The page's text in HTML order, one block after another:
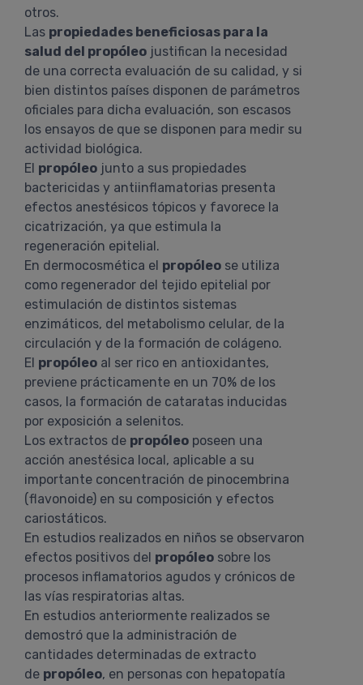
otros.
Las propiedades beneficiosas para la
salud del propóleo justifican la necesidad
de una correcta evaluación de su calidad, y si
bien distintos países disponen de parámetros
oficiales para dicha evaluación, son escasos
los ensayos de que se disponen para medir su
actividad biológica.
El propóleo junto a sus propiedades
bactericidas y antiinflamatorias presenta
efectos anestésicos tópicos y favorece la
cicatrización, ya que estimula la
regeneración epitelial.
En dermocosmética el propóleo se utiliza
como regenerador del tejido epitelial por
estimulación de distintos sistemas
enzimáticos, del metabolismo celular, de la
circulación y de la formación de colágeno.
El propóleo al ser rico en antioxidantes,
previene prácticamente en un 70% de los
casos, la formación de cataratas inducidas
por exposición a selenitos.
Los extractos de propóleo poseen una
acción anestésica local, aplicable a su
importante concentración de pinocembrina
(flavonoide) en su composición y efectos
cariostáticos.
En estudios realizados en niños se observaron
efectos positivos del propóleo sobre los
procesos inflamatorios agudos y crónicos de
las vías respiratorias altas.
En estudios anteriormente realizados se
demostró que la administración de
cantidades determinadas de extracto
de propóleo, en personas con hepatopatía